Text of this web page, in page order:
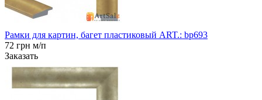
Рамки для картин, багет пластиковый ART.: bp693
72 грн м/п
Заказать